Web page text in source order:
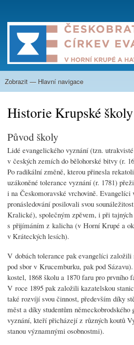
obsahu
account
menu
Hlavní
Zobrazit — Hlavní navigace
Historie Krupské školy
Původ školy
Lidé evangelického vyznání (tzn.
v českých zemích do bělohorské bitvy (r.
Po radikální změně, kterou přinesla
uzákoněné tolerance vyznání (r. 1781)
i na Českomoravské vrchovině. Evangelíci
pronásledování posilovali svou
Kralické), společným zpěvem, i při tajných
s přijímáním z kalicha (v Horní Krupé a
v Kráteckých lesích).
V dobách tolerance pak evangelíci založili
pod sbor v Krucemburku, pak pod
kostel, 1868 školu a 1870 faru pro prvního
V roce 1895 pak založili kazatelskou
také rozvíjí svou činnost, především díky
měst a díky studentům
vyznání, kteří přicházejí z různých koutů
stanou významnými osobnostmi).